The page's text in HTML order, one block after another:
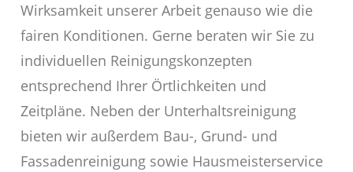
Wirksamkeit unserer Arbeit genauso wie die
fairen Konditionen. Gerne beraten wir Sie zu
individuellen Reinigungskonzepten
entsprechend Ihrer Örtlichkeiten und
Zeitpläne. Neben der Unterhaltsreinigung
bieten wir außerdem Bau-, Grund- und
Fassadenreinigung sowie Hausmeisterservice